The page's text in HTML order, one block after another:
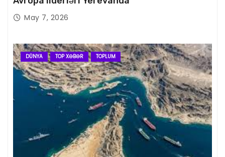
May 7, 2026
DÜNYA TOP XƏBƏR TOPLUM